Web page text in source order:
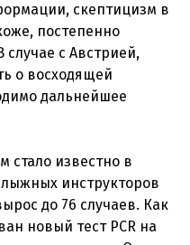
скептицизм в
постепенно
с Австрией,
о восходящей
дальнейшее
стало известно в
инструкторов
до 76 случаев. Как
новый тест PCR на